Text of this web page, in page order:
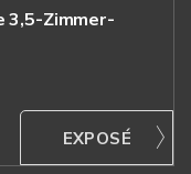
3,5-Zimmer-